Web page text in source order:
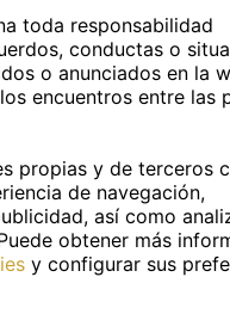
Fumador@: No
Medidas:
Color de ojos:
Piercings: No
toda responsabilidad
conductas o
o anunciados en la
encuentros entre las
propias y de terceros
de navegación,
así como
obtener más
y configurar sus